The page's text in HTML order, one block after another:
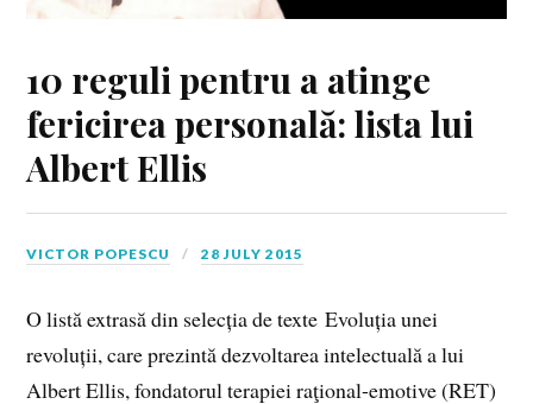
10 reguli pentru a atinge
fericirea personală: lista lui
Albert Ellis
VICTOR POPESCU 28 JULY 2015
O listă extrasă din selecția de texte Evoluția unei
revoluții, care prezintă dezvoltarea intelectuală a lui
Albert Ellis, fondatorul terapiei raţional-emotive (RET)